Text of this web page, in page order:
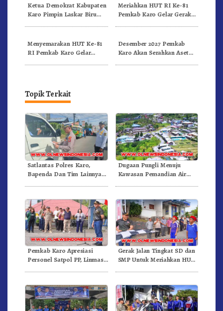
Ketua Demokrat Kabupaten
Karo Pimpin Laskar Biru
Meriahkan HUT RI Ke-81
Pemkab Karo Gelar Gerak
Menyemarakan HUT Ke-81
RI Pemkab Karo Gelar
Desember 2027 Pemkab
Karo Akan Serahkan Aset
Topik Terkait
Satlantas Polres Karo,
Bapenda Dan Tim Lainnya
Dugaan Pungli Menuju
Kawasan Pemandian Air
Pemkab Karo Apresiasi
Personel Satpol PP, Linmas,
Gerak Jalan Tingkat SD dan
SMP Untuk Meriahkan HUT